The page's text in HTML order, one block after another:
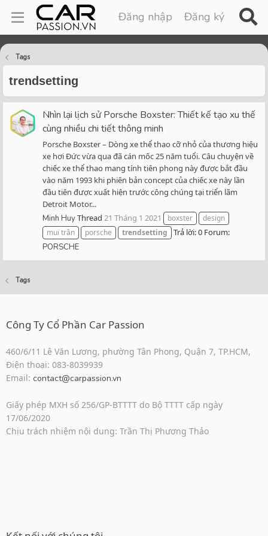
Đăng nhập Đăng ký
Tags
trendsetting
Nhìn lại lịch sử Porsche Boxster: Thiết kế tạo xu thế
cùng nhiều chi tiết thông minh
Porsche Boxster – Dòng xe thể thao cỡ nhỏ của thương hiệu
xe hơi Đức vừa qua đã cán mốc 25 năm tuổi. Câu chuyện về
chiếc xe thể thao mang tính tiên phong này được bắt đầu
vào năm 1993 khi phiên bản concept của chiếc xe này lần
đầu tiên được xuất hiện trước công chúng tại triển lãm
Detroit Motor...
Minh HuyThread 21 Tháng 1 2021 boxster
design
mui trần
porsche trendsetting Trả lời: 0 Forum:
PORSCHE
Tags
Công Ty Cổ Phần Car Passion
460/6/11 Lê Văn Lương, phường Tân Phong, Quận 7, TP.HCM,
Điện thoại: 083-8039939
Email: contact@carpassion.vn
Giấy phép MXH số 256/GP-BTTTT do Bộ TTTT cấp ngày
17/06/2020
Chịu trách nhiệm nội dung: Trần Thị Phương Thảo